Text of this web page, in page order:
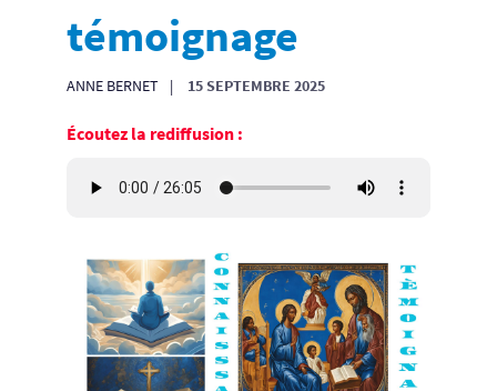
témoignage
ANNE BERNET 15 SEPTEMBRE 2025
Écoutez la rediffusion :